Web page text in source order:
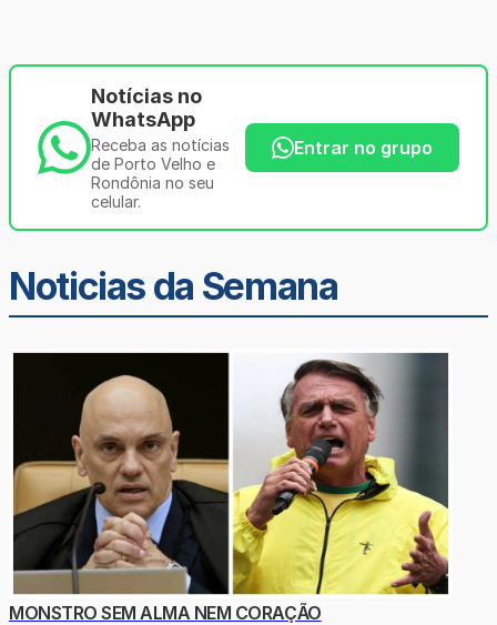
Notícias no
WhatsApp
Receba as notícias
de Porto Velho e
Rondônia no seu
celular.
Entrar no grupo
Noticias da Semana
MONSTRO SEM ALMA NEM CORAÇÃO